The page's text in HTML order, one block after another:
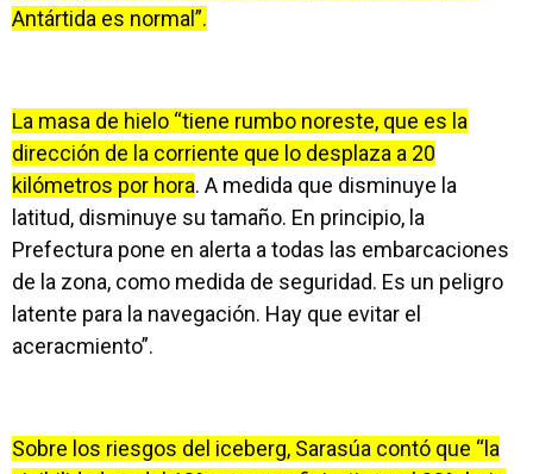
Antártida es normal”.
La masa de hielo “tiene rumbo noreste, que es la
dirección de la corriente que lo desplaza a 20
kilómetros por hora. A medida que disminuye la
latitud, disminuye su tamaño. En principio, la
Prefectura pone en alerta a todas las embarcaciones
de la zona, como medida de seguridad. Es un peligro
latente para la navegación. Hay que evitar el
aceracmiento”.
Sobre los riesgos del iceberg, Sarasúa contó que “la